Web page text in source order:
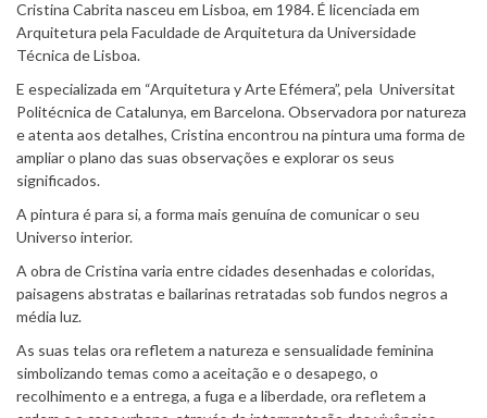
Cristina Cabrita nasceu em Lisboa, em 1984. É licenciada em
Arquitetura pela Faculdade de Arquitetura da Universidade
Técnica de Lisboa.
E especializada em “Arquitetura y Arte Efémera”, pela Universitat
Politécnica de Catalunya, em Barcelona. Observadora por natureza
e atenta aos detalhes, Cristina encontrou na pintura uma forma de
ampliar o plano das suas observações e explorar os seus
significados.
A pintura é para si, a forma mais genuína de comunicar o seu
Universo interior.
A obra de Cristina varia entre cidades desenhadas e coloridas,
paisagens abstratas e bailarinas retratadas sob fundos negros a
média luz.
As suas telas ora refletem a natureza e sensualidade feminina
simbolizando temas como a aceitação e o desapego, o
recolhimento e a entrega, a fuga e a liberdade, ora refletem a